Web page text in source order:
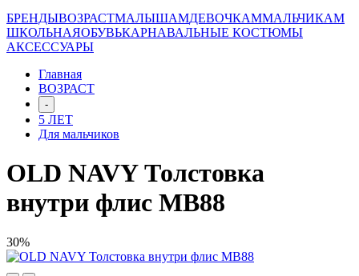
БРЕНДЫВОЗРАСТМАЛЫШАМДЕВОЧКАММАЛЬЧИКАМ
ШКОЛЬНАЯОБУВЬКАРНАВАЛЬНЫЕ КОСТЮМЫ
АКСЕССУАРЫ
Главная
ВОЗРАСТ
-
5 ЛЕТ
Для мальчиков
OLD NAVY Толстовка
внутри флис МВ88
30%